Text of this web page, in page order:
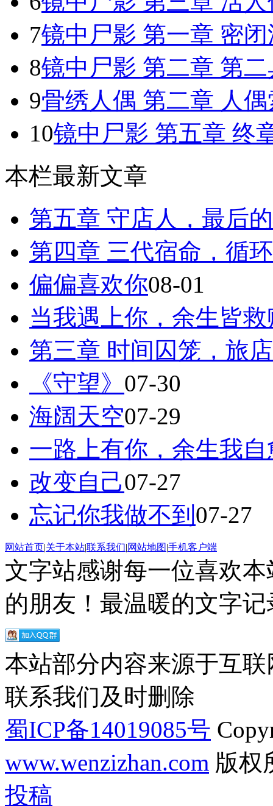
7镜中尸影 第一章 密
8镜中尸影 第二章 第
9骨绣人偶 第二章 人
10镜中尸影 第五章 终
本栏最新文章
第五章 守店人，最后
第四章 三代宿命，循
偏偏喜欢你08-01
当我遇上你，余生皆救
第三章 时间囚笼，旅
《守望》 07-30
海阔天空07-29
一路上有你，余生我自
改变自己07-27
忘记你我做不到 07-27
网站首页|关于本站|联系我们|网站地图|手机客户端
文字站感谢每一位喜欢
的朋友！最温暖的文字
本站部分内容来源于互
联系我们及时删除
蜀ICP备14019085号
www.wenzizhan.com 版权
投稿